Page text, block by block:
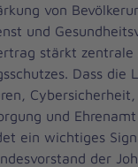
von
und
stärkt zentrale
Dass die
und
ein wichtiges
der